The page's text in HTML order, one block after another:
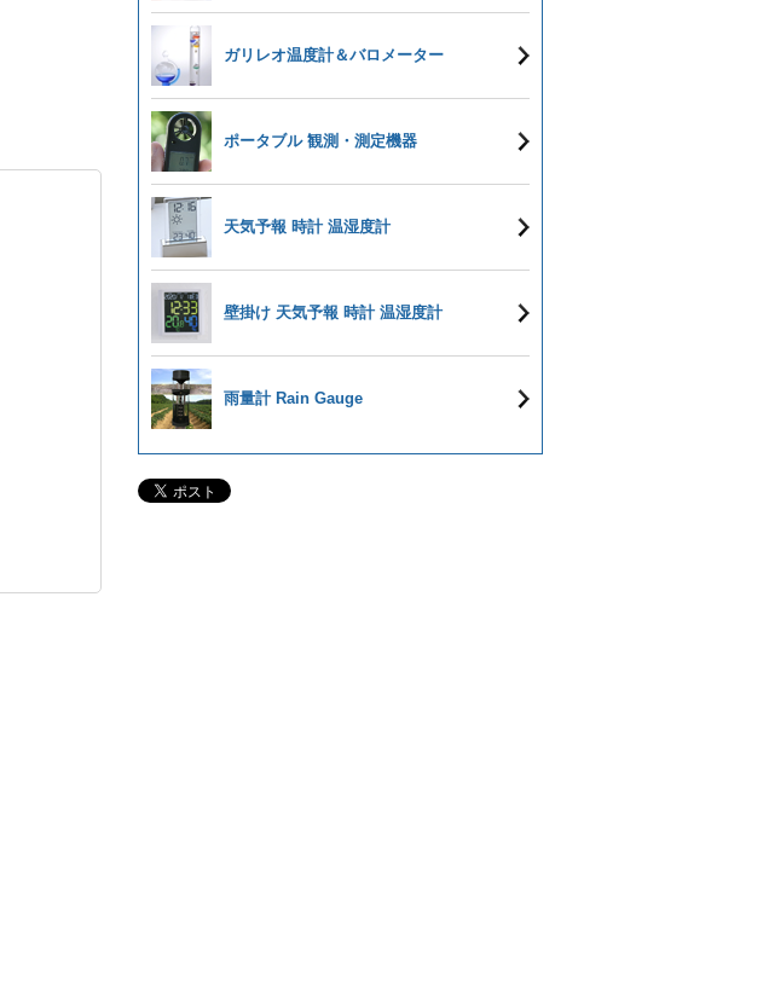
ガリレオ温度計＆バロメーター
ポータブル 観測・測定機器
天気予報 時計 温湿度計
壁掛け 天気予報 時計 温湿度計
雨量計 Rain Gauge